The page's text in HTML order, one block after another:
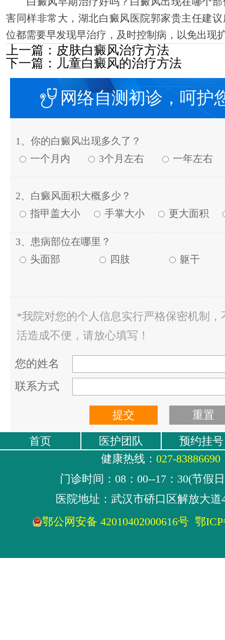
害同样非常大，湖北白癜风医院郭家贵主任建
位都需要早发现早治疗，及时控制病，以免出现
上一篇： 皮肤白癜风治疗方法
下一篇： 儿童白癜风的治疗方法
网络自测初诊，呵护
1、你的白癜风出现多久了？
一个月内
3个月左右 一年左右
2、白癜风面积大概多少？
指甲盖大小
手掌大小 更大面积
3、患病部位在哪里？
头面部
四肢 躯干
*我院对您的个人信息实行严格保密机制，
活造成不便，请放心填写！
您的姓名
联系方式
首页 医护团队
预约挂号
健康热线： 027-83886690
门诊时间：08：00--17：30(节假
医院地址：武汉市硚口区解放大道
鄂公网安备 42010402000616号 鄂